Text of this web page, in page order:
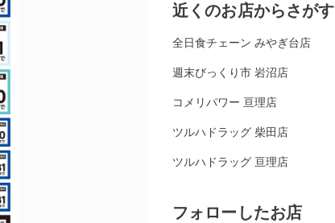
近くのお店からさがす
全日食チェーン みやぎ台店
週末びっくり市 岩沼店
コメリパワー 亘理店
ツルハドラッグ 柴田店
ツルハドラッグ 亘理店
フォローしたお店